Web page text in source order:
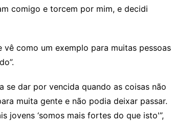
comigo e torcem por mim, e decidi
como um exemplo para muitas pessoas
se dar por vencida quando as coisas não
muita gente e não podia deixar passar.
jovens ‘somos mais fortes do que isto'”,